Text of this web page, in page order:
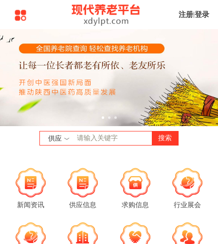
注册 |登录
供应 搜索
新闻资讯 供应信息 求购信息 行业展会